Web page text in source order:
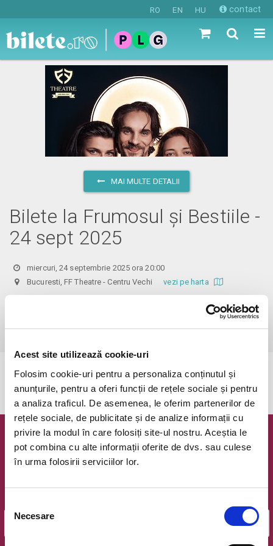
Acest site utilizează cookie-uri
Folosim cookie-uri pentru a personaliza conținutul și
anunțurile, pentru a oferi funcții de rețele sociale și pentru
a analiza traficul. De asemenea, le oferim partenerilor de
rețele sociale, de publicitate și de analize informații cu
privire la modul în care folosiți site-ul nostru. Aceștia le
pot combina cu alte informații oferite de dvs. sau culese
în urma folosirii serviciilor lor.
consimțământului
Necesare
RO EN HU contact
MAI MULTE DETALII
Bilete la Frumosul și Bestiile -
24 sept 2025
miercuri, 24 septembrie 2025 ora 20:00
Bucuresti, FF Theatre - Centru Vechivezi pe harta
Din respect pentru actori si public avem rugamintea de a va prezenta
cu cel putin 30 de minute inainte de inceperea spectacolului.
Evenimentul a expirat.
Newsletter @ Bilete.ro